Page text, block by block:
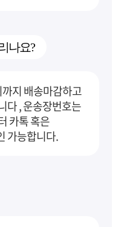
나요?
지 배송마감하고
다 , 운송장번호는
카톡 혹은
가능합니다.